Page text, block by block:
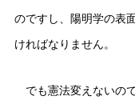
のですし、陽明学の表
ければなりません。
でも憲法変えないの